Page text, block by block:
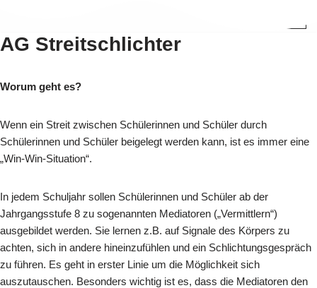
Zum
Inhalt
AG Streitschlichter
Worum geht es?
Wenn ein Streit zwischen Schülerinnen und Schüler durch
Schülerinnen und Schüler beigelegt werden kann, ist es immer eine
„Win-Win-Situation“.
In jedem Schuljahr sollen Schülerinnen und Schüler ab der
Jahrgangsstufe 8 zu sogenannten Mediatoren („Vermittlern“)
ausgebildet werden. Sie lernen z.B. auf Signale des Körpers zu
achten, sich in andere hineinzufühlen und ein Schlichtungsgespräch
zu führen. Es geht in erster Linie um die Möglichkeit sich
auszutauschen. Besonders wichtig ist es, dass die Mediatoren den